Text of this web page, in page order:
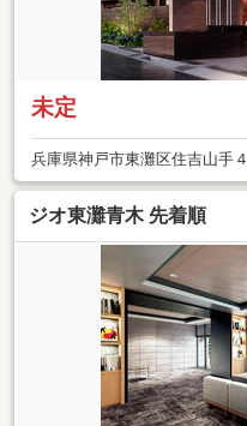
未定
兵庫県神戸市東灘区住吉山手４
ジオ東灘青木 先着順